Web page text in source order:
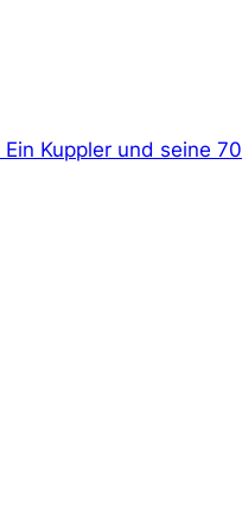
Ein Kuppler und seine 70